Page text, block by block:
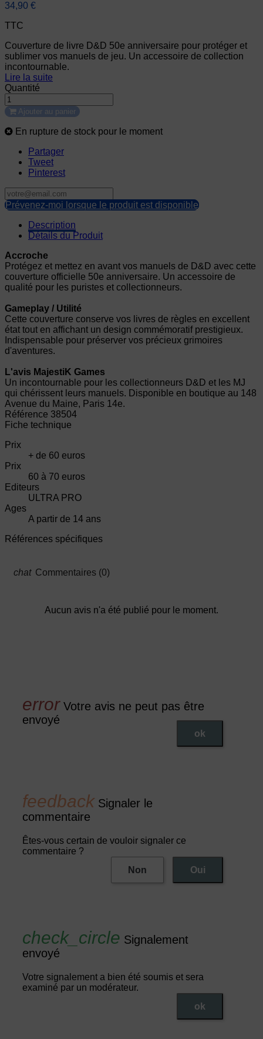
34,90 €
TTC
Couverture de livre D&D 50e anniversaire pour protéger et
sublimer vos manuels de jeu. Un accessoire de collection
incontournable.
Lire la suite
Quantité
Ajouter au panier
En rupture de stock pour le moment
Partager
Tweet
Pinterest
Prévenez-moi lorsque le produit est disponible
Description
Détails du Produit
Accroche
Protégez et mettez en avant vos manuels de D&D avec cette
couverture officielle 50e anniversaire. Un accessoire de
qualité pour les puristes et collectionneurs.
Gameplay / Utilité
Cette couverture conserve vos livres de règles en excellent
état tout en affichant un design commémoratif prestigieux.
Indispensable pour préserver vos précieux grimoires
d'aventures.
L'avis MajestiK Games
Un incontournable pour les collectionneurs D&D et les MJ
qui chérissent leurs manuels. Disponible en boutique au 148
Avenue du Maine, Paris 14e.
Référence 38504
Fiche technique
Prix
+ de 60 euros
Prix
60 à 70 euros
Editeurs
ULTRA PRO
Ages
A partir de 14 ans
Références spécifiques
Commentaires (0)
Aucun avis n'a été publié pour le moment.
Votre avis ne peut pas être
envoyé
ok
Signaler le
commentaire
Êtes-vous certain de vouloir signaler ce
commentaire ?
Non
Oui
Signalement
envoyé
Votre signalement a bien été soumis et sera
examiné par un modérateur.
ok